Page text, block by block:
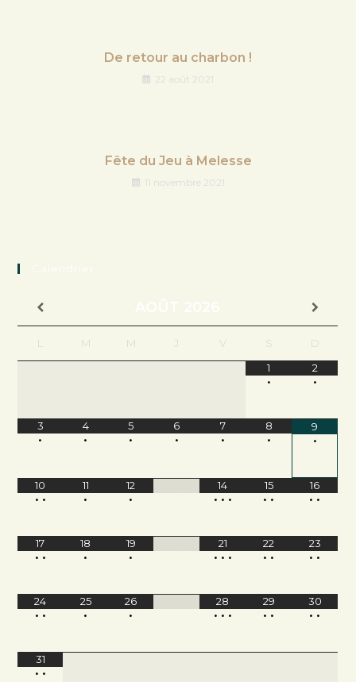
De retour au charbon !
22 août 2021
Fête du Jeu à Melesse
11 novembre 2021
L M M J V S
D
1
•
2
•
3
•
4
•
5
•
6
•
7
•
8
•
9
•
10
• •
11
•
12
•
14
• • •
15
• •
16
• •
17
• •
18
•
19
•
21
• • •
22
• •
23
• •
24
• •
25
•
26
•
28
• • •
29
• •
30
• •
31
• •